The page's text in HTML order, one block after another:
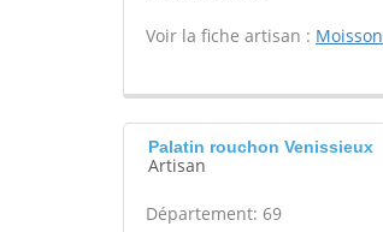
Voir la fiche artisan : Moisson
Palatin rouchon Venissieux
Artisan
Département: 69